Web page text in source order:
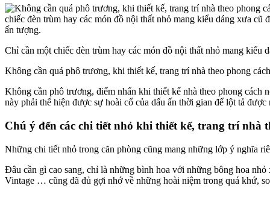
Chỉ cần một chiếc đèn trùm hay các món đồ nội thất nhỏ mang kiểu
Không cần quá phô trương, khi thiết kế, trang trí nhà theo phong
Không cần phô trương, điểm nhấn khi thiết kế nhà theo phong
này phải thể hiện được sự hoài cổ của dấu ấn thời gian để lột tả
Chú ý đến các chi tiết nhỏ khi thiết kế, trang trí nhà
Những chi tiết nhỏ trong căn phòng cũng mang những lớp ý nghĩa
Đâu cần gì cao sang, chỉ là những bình hoa với những bông hoa
Vintage … cũng đã đủ gợi nhớ về những hoài niệm trong quá khứ,